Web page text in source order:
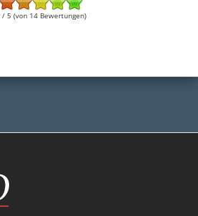
/ 5 (von 14 Bewertungen)